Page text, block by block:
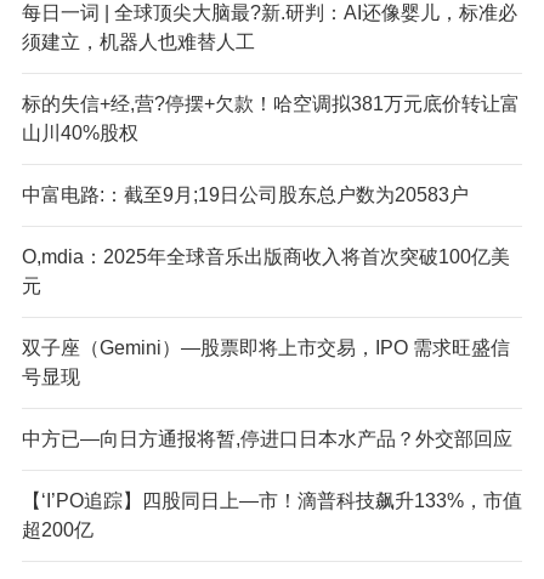
每日一词 | 全球顶尖大脑最?新.研判：AI还像婴儿，标准必
须建立，机器人也难替人工
标的失信+经,营?停摆+欠款！哈空调拟381万元底价转让富
山川40%股权
中富电路:：截至9月;19日公司股东总户数为20583户
O,mdia：2025年全球音乐出版商收入将首次突破100亿美
元
双子座（Gemini）—股票即将上市交易，IPO 需求旺盛信
号显现
中方已—向日方通报将暂,停进口日本水产品？外交部回应
【‘I’PO追踪】四股同日上—市！滴普科技飙升133%，市值
超200亿